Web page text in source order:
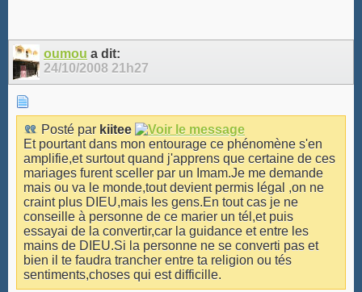
oumou a dit:
24/10/2008 21h27
Posté par kiitee
Et pourtant dans mon entourage ce phénomène s'en
amplifie,et surtout quand j'apprens que certaine de ces
mariages furent sceller par un Imam.Je me demande
mais ou va le monde,tout devient permis légal ,on ne
craint plus DIEU,mais les gens.En tout cas je ne
conseille à personne de ce marier un tél,et puis
essayai de la convertir,car la guidance et entre les
mains de DIEU.Si la personne ne se converti pas et
bien il te faudra trancher entre ta religion ou tés
sentiments,choses qui est difficille.